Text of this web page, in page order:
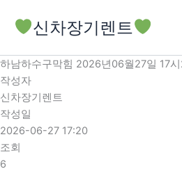
로
건
너
뛰
기
신차장기렌트
하남하수구막힘 2026년06월27일 17
작성자
신차장기렌트
작성일
2026-06-27 17:20
조회
6